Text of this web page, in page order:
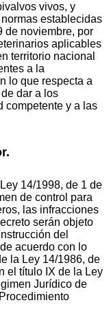
vivos, y
establecidas
de noviembre, por
aplicables
territorio nacional
a la
lo que respecta a
dar a los
competente y a las
14/1998, de 1 de
de control para
las infracciones
serán objeto
del
acuerdo con lo
la Ley 14/1986, de
el título IX de la Ley
Jurídico de